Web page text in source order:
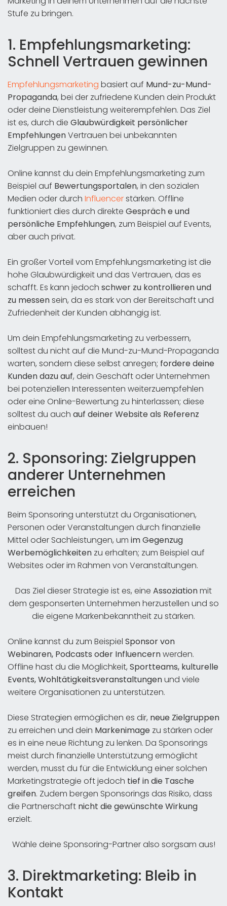
Stufe zu bringen.
1. Empfehlungsmarketing:
Schnell Vertrauen gewinnen
Empfehlungsmarketing basiert auf Mund-zu-Mund-
Propaganda, bei der zufriedene Kunden dein Produkt
oder deine Dienstleistung weiterempfehlen. Das Ziel
ist es, durch die Glaubwürdigkeit persönlicher
EmpfehlungenVertrauen bei unbekannten
Zielgruppen zu gewinnen.
Online kannst du dein Empfehlungsmarketing zum
Beispiel auf Bewertungsportalen, in den sozialen
Medien oder durch Influencerstärken. Offline
funktioniert dies durch direkte Gespräch e und
persönliche Empfehlungen, zum Beispiel auf Events,
aber auch privat.
Ein großer Vorteil vom Empfehlungsmarketing ist die
hohe Glaubwürdigkeit und das Vertrauen, das es
schafft. Es kann jedoch schwer zu kontrollieren und
zu messensein, da es stark von der Bereitschaft und
Zufriedenheit der Kunden abhängig ist.
Um dein Empfehlungsmarketing zu verbessern,
solltest du nicht auf die Mund-zu-Mund-Propaganda
warten, sondern diese selbst anregen; fordere deine
Kunden dazu auf, dein Geschäft oder Unternehmen
bei potenziellen Interessenten weiterzuempfehlen
oder eine Online-Bewertung zu hinterlassen; diese
solltest du auch auf deiner Website als Referenz
einbauen!
2. Sponsoring: Zielgruppen
anderer Unternehmen
erreichen
Beim Sponsoring unterstützt du Organisationen,
Personen oder Veranstaltungen durch finanzielle
Mittel oder Sachleistungen, um im Gegenzug
Werbemöglichkeiten zu erhalten; zum Beispiel auf
Websites oder im Rahmen von Veranstaltungen.
Das Ziel dieser Strategie ist es, eine Assoziationmit
dem gesponserten Unternehmen herzustellen und so
die eigene Markenbekanntheit zu stärken.
Online kannst du zum Beispiel Sponsor von
Webinaren, Podcasts oder Influencernwerden.
Offline hast du die Möglichkeit, Sportteams, kulturelle
Events, Wohltätigkeitsveranstaltungenund viele
weitere Organisationen zu unterstützen.
Diese Strategien ermöglichen es dir, neue Zielgruppen
zu erreichen und dein Markenimage zu stärken oder
es in eine neue Richtung zu lenken. Da Sponsorings
meist durch finanzielle Unterstützung ermöglicht
werden, musst du für die Entwicklung einer solchen
Marketingstrategie oft jedoch tief in die Tasche
greifen. Zudem bergen Sponsorings das Risiko, dass
die Partnerschaft nicht die gewünschte Wirkung
erzielt.
Wähle deine Sponsoring-Partner also sorgsam aus!
3. Direktmarketing: Bleib in
Kontakt